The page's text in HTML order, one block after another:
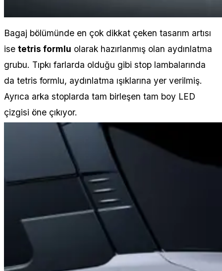
Bagaj bölümünde en çok dikkat çeken tasarım artısı
ise tetris formlu olarak hazırlanmış olan aydınlatma
grubu. Tıpkı farlarda olduğu gibi stop lambalarında
da tetris formlu, aydınlatma ışıklarına yer verilmiş.
Ayrıca arka stoplarda tam birleşen tam boy LED
çizgisi öne çıkıyor.